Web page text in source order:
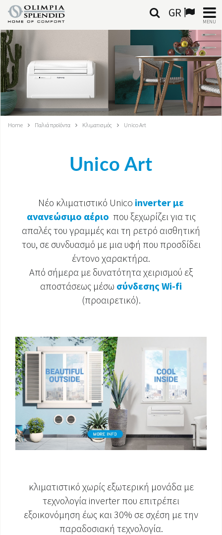
GR
MENU
ΕΛΛΗΝΙΚΆ
HOME
ΚΛΙΜΑΤΙΣΜΌΣ
ΘΈΡΜΑΝΣΗ
ΟΛΟΚΛΗΡΩΜΈΝΑ ΣΥΣΤΉΜΑΤΑ
ΚΌΣΜΟΣ OS
ΈΓΓΡΑΦΑ ΠΡΟΪΌΝΤΩΝ
Home Παλιά προϊόντα Κλιματισμός Unico Art
Unico Art
Νέο κλιματιστικό Unico inverter με
ανανεώσιμο αέριο που ξεχωρίζει για τις
απαλές του γραμμές και τη ρετρό αισθητική
του, σε συνδυασμό με μια υφή που προσδίδει
έντονο χαρακτήρα.
Από σήμερα με δυνατότητα χειρισμού εξ
αποστάσεως μέσω σύνδεσης Wi-fi
(προαιρετικό).
κλιματιστικό χωρίς εξωτερική μονάδα με
τεχνολογία inverter που επιτρέπει
εξοικονόμηση έως και 30% σε σχέση με την
παραδοσιακή τεχνολογία.